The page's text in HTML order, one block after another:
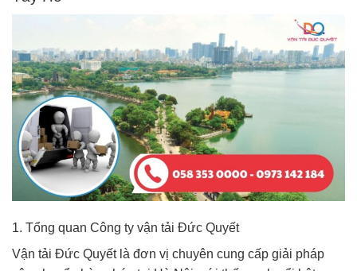
1. Tổng quan Công ty vận tải Đức Quyết
Vận tải Đức Quyết là đơn vị chuyên cung cấp giải pháp